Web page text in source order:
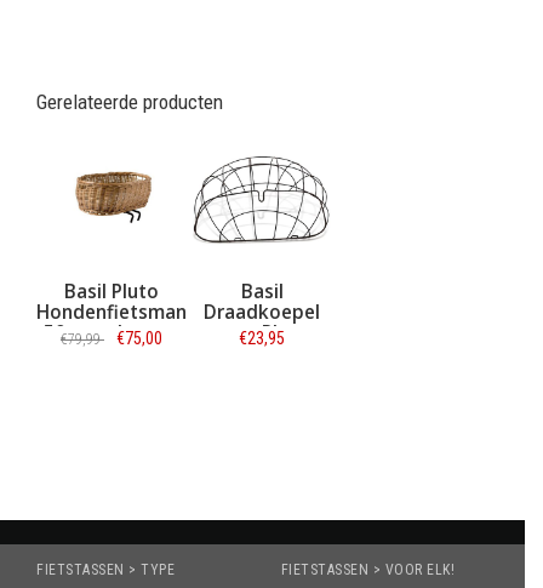
Gerelateerde producten
Basil Pluto
Hondenfietsmand
50 cm + kussen
€79,99 €75,00
Basil
Draadkoepel
voor Pluto
hondenmand
€23,95
FIETSTASSEN > TYPE FIETSTASSEN > VOOR ELK!